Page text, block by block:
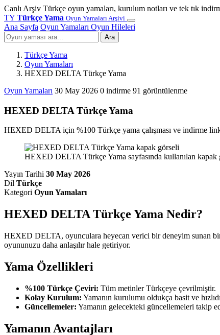
Canlı Arşiv Türkçe oyun yamaları, kurulum notları ve tek tık
TY Türkçe Yama Oyun Yamaları Arşivi
Ana Sayfa Oyun Yamaları Oyun Hileleri
Ara
Türkçe Yama
Oyun Yamaları
HEXED DELTA Türkçe Yama
Oyun Yamaları 30 May 2026 0 indirme 91 görüntülenme
HEXED DELTA Türkçe Yama
HEXED DELTA için %100 Türkçe yama çalışması ve indirme
HEXED DELTA Türkçe Yama sayfasında kullanılan
Yayın Tarihi 30 May 2026
Dil Türkçe
Kategori Oyun Yamaları
HEXED DELTA Türkçe Yama Nedir?
HEXED DELTA, oyunculara heyecan verici bir deneyim sunan
oyununuzu daha anlaşılır hale getiriyor.
Yama Özellikleri
%100 Türkçe Çeviri: Tüm metinler Türkçeye çevrilmiştir.
Kolay Kurulum: Yamanın kurulumu oldukça basit ve
Güncellemeler: Yamanın gelecekteki güncellemeleri takip
Yamanın Avantajları